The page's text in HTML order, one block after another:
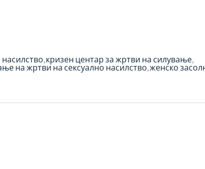
кризен центар за жртви на силување
на жртви на сексуално насилство женско